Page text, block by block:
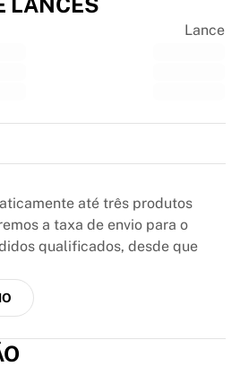
Lance
até três produtos
a taxa de envio para o
qualificados, desde que